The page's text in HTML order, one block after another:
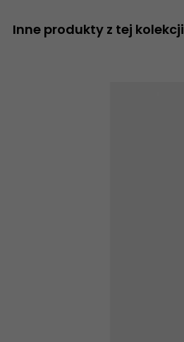
Inne produkty z tej kolekcji